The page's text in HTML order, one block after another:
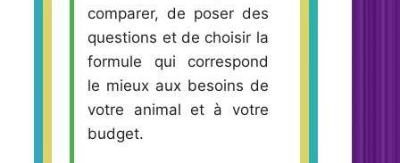
comparer, de poser des
questions et de choisir la
formule qui correspond
le mieux aux besoins de
votre animal et à votre
budget.